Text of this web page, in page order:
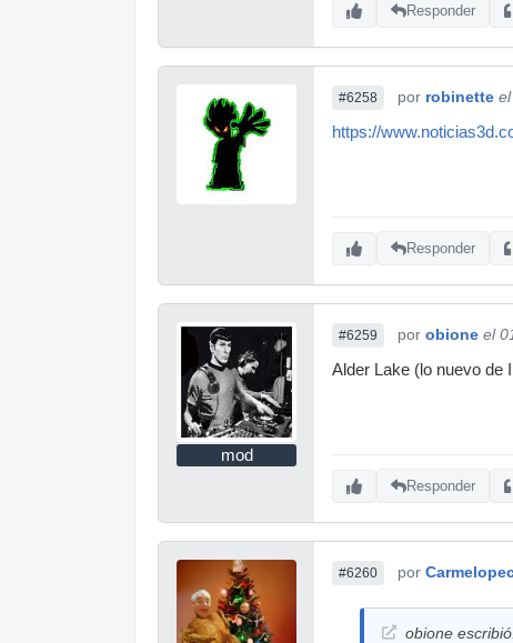
Responder
#6258 por robinette
https://
Responder
mod
#6259 por obione el
Alder Lake (lo nuevo de
Responder
#6260 por
obione